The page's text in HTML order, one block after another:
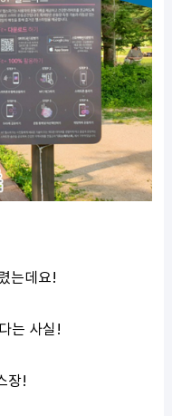
는데요!
는 사실!
장!